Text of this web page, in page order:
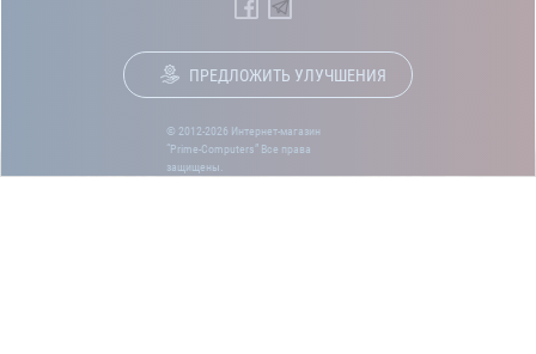
ПРЕДЛОЖИТЬ УЛУЧШЕНИЯ
© 2012-2026 Интернет-магазин
“Prime-Computers” Все права
защищены.